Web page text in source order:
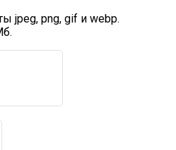
jpeg, png, gif и webp.